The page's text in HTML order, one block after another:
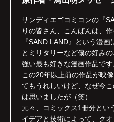
サンディエゴコミコンの『
りの皆さん、こんばんは、作
『SAND LAND』という漫
とミリタリーなど僕の好み
強い最も好きな漫画作品です
この20年以上前の作品が映
てもうれしいけど、なぜ今
は思いましたが（笑）
元々、コミックス1冊分とい
イデアと技術によって、ク